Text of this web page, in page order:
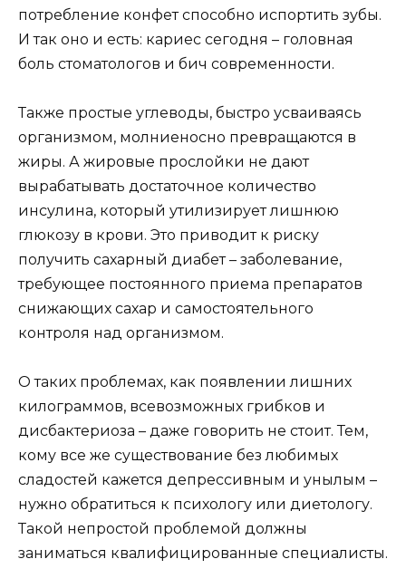
потребление конфет способно испортить зубы.
И так оно и есть: кариес сегодня – головная
боль стоматологов и бич современности.
Также простые углеводы, быстро усваиваясь
организмом, молниеносно превращаются в
жиры. А жировые прослойки не дают
вырабатывать достаточное количество
инсулина, который утилизирует лишнюю
глюкозу в крови. Это приводит к риску
получить сахарный диабет – заболевание,
требующее постоянного приема препаратов
снижающих сахар и самостоятельного
контроля над организмом.
О таких проблемах, как появлении лишних
килограммов, всевозможных грибков и
дисбактериоза – даже говорить не стоит. Тем,
кому все же существование без любимых
сладостей кажется депрессивным и унылым –
нужно обратиться к психологу или диетологу.
Такой непростой проблемой должны
заниматься квалифицированные специалисты.